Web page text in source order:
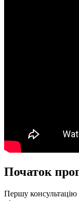
Початок
Першу консультацію